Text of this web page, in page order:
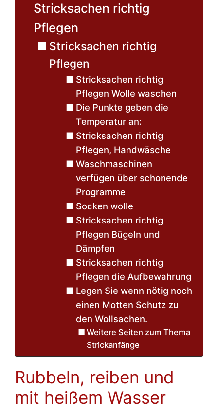
Stricksachen richtig
Pflegen
Stricksachen richtig
Pflegen
Stricksachen richtig
Pflegen Wolle waschen
Die Punkte geben die
Temperatur an:
Stricksachen richtig
Pflegen, Handwäsche
Waschmaschinen
verfügen über schonende
Programme
Socken wolle
Stricksachen richtig
Pflegen Bügeln und
Dämpfen
Stricksachen richtig
Pflegen die Aufbewahrung
Legen Sie wenn nötig noch
einen Motten Schutz zu
den Wollsachen.
Weitere Seiten zum Thema
Strickanfänge
Rubbeln, reiben und
mit heißem Wasser